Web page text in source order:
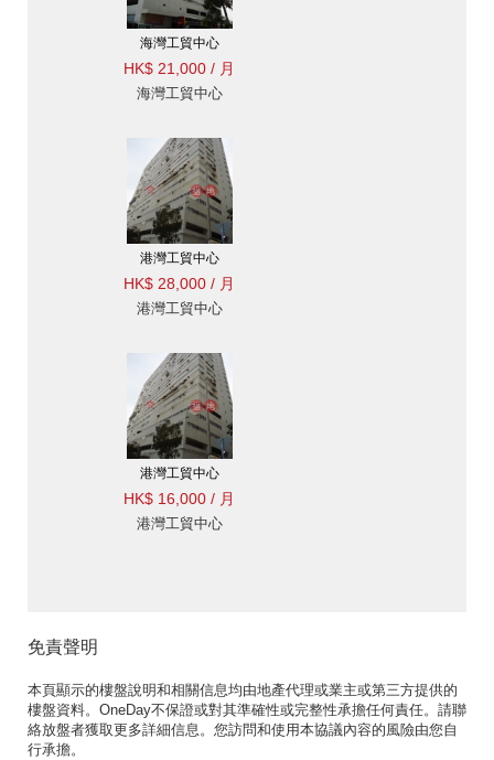
海灣工貿中心
HK$ 21,000 / 月
海灣工貿中心
港灣工貿中心
HK$ 28,000 / 月
港灣工貿中心
港灣工貿中心
HK$ 16,000 / 月
港灣工貿中心
免責聲明
本頁顯示的樓盤說明和相關信息均由地產代理或業主或第三方提供的
樓盤資料。OneDay不保證或對其準確性或完整性承擔任何責任。請聯
絡放盤者獲取更多詳細信息。您訪問和使用本協議內容的風險由您自
行承擔。